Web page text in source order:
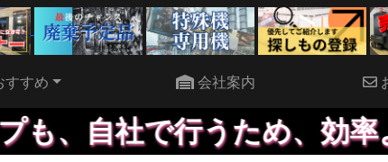
すすめ 会社案内
ため、効率よく作業が進